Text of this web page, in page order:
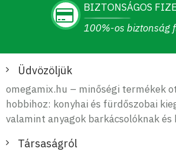
BIZTONSÁGOS
100%-os biztonság
Üdvözöljük
omegamix.hu – minőségi termékek
hobbihoz: konyhai és fürdőszobai
valamint anyagok barkácsolóknak és
Társaságról